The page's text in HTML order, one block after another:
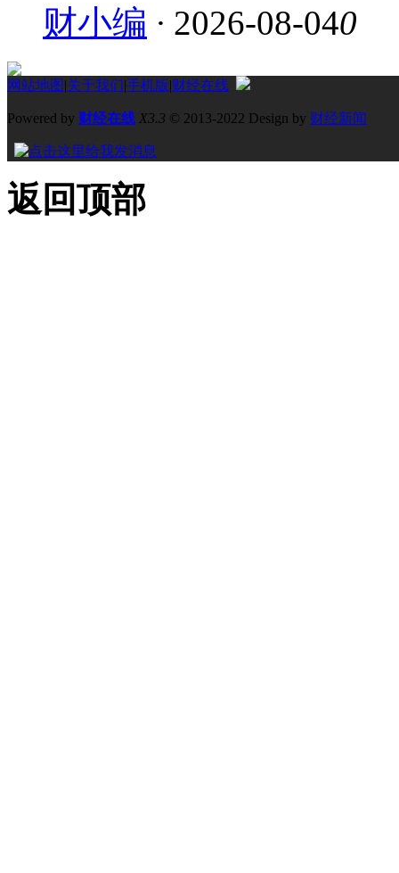
财小编 · 2026-08-040
网站地图 |关于我们|手机版|财经在线
Powered by 财经在线 X3.3 © 2013-2022 Design by 财经新闻
返回顶部